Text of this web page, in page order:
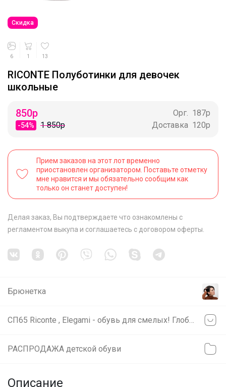
Скидка
6 1 13
RICONTE Полуботинки для девочек
школьные
850р
-54% 1 850р
Орг.
187р
Доставка 120р
Прием заказов на этот лот временно
приостановлен организатором. Поставьте отметку
мне нравится и мы обязательно сообщим как
только он станет доступен!
Делая заказ, Вы подтверждаете что ознакомлены с
регламентом выкупа и соглашаетесь с договором оферты
Брюнетка
РАСПРОДАЖА детской обуви
Описание